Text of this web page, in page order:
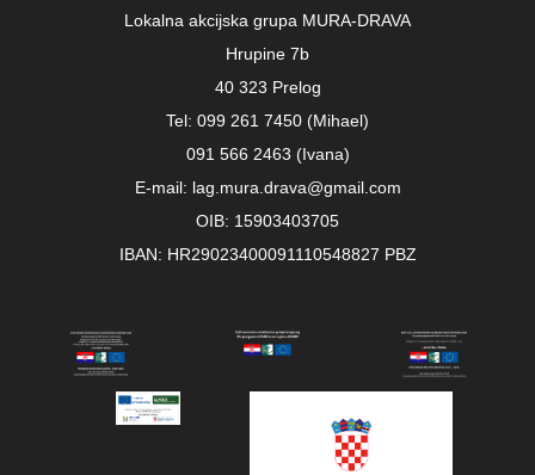
Lokalna akcijska grupa MURA-DRAVA
Hrupine 7b
40 323 Prelog
Tel: 099 261 7450 (Mihael)
091 566 2463 (Ivana)
E-mail: lag.mura.drava@gmail.com
OIB: 15903403705
IBAN: HR29023400091110548827 PBZ